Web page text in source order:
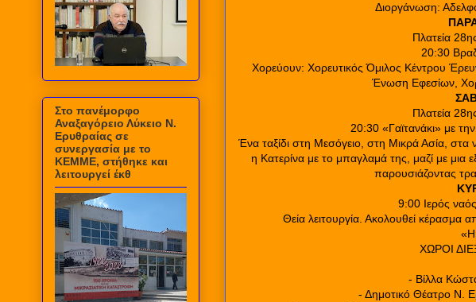
Διοργάνωση:
Πλατεία
20:30
Χορεύουν: Χορευτικός Όμιλος Κέντρου
Ένωση Εφεσίων,
Πλατεία
20:30 «Γαϊτανάκι» με
Ένα ταξίδι στη Μεσόγειο, στη Μικρά Ασία,
η Κατερίνα με το μπαγλαμά της, μαζί με μια
παρουσιάζοντας
9:00 Ιερός
Θεία λειτουργία. Ακολουθεί κέρασμα
«Η
ΧΩΡΟΙ
- Βίλλα
- Δημοτικό Θέατρο Ν.
Στο πανέμορφο
Αναξαγόρειο Λύκειο Ν.
Ερυθραίας σε
συνεργασία με το
ΚΕΜΜΕ, στήθηκε και
λειτουργεί έκθ